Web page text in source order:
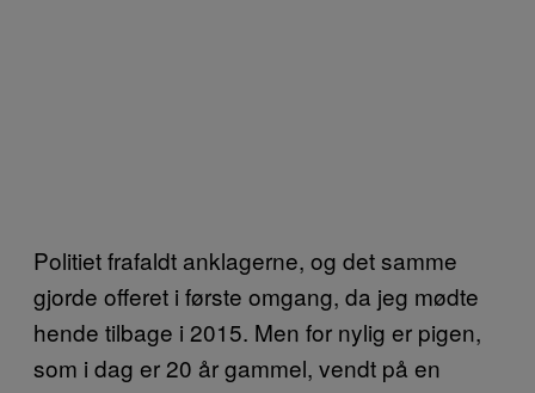
Politiet frafaldt anklagerne, og det samme
gjorde offeret i første omgang, da jeg mødte
hende tilbage i 2015. Men for nylig er pigen,
som i dag er 20 år gammel, vendt på en